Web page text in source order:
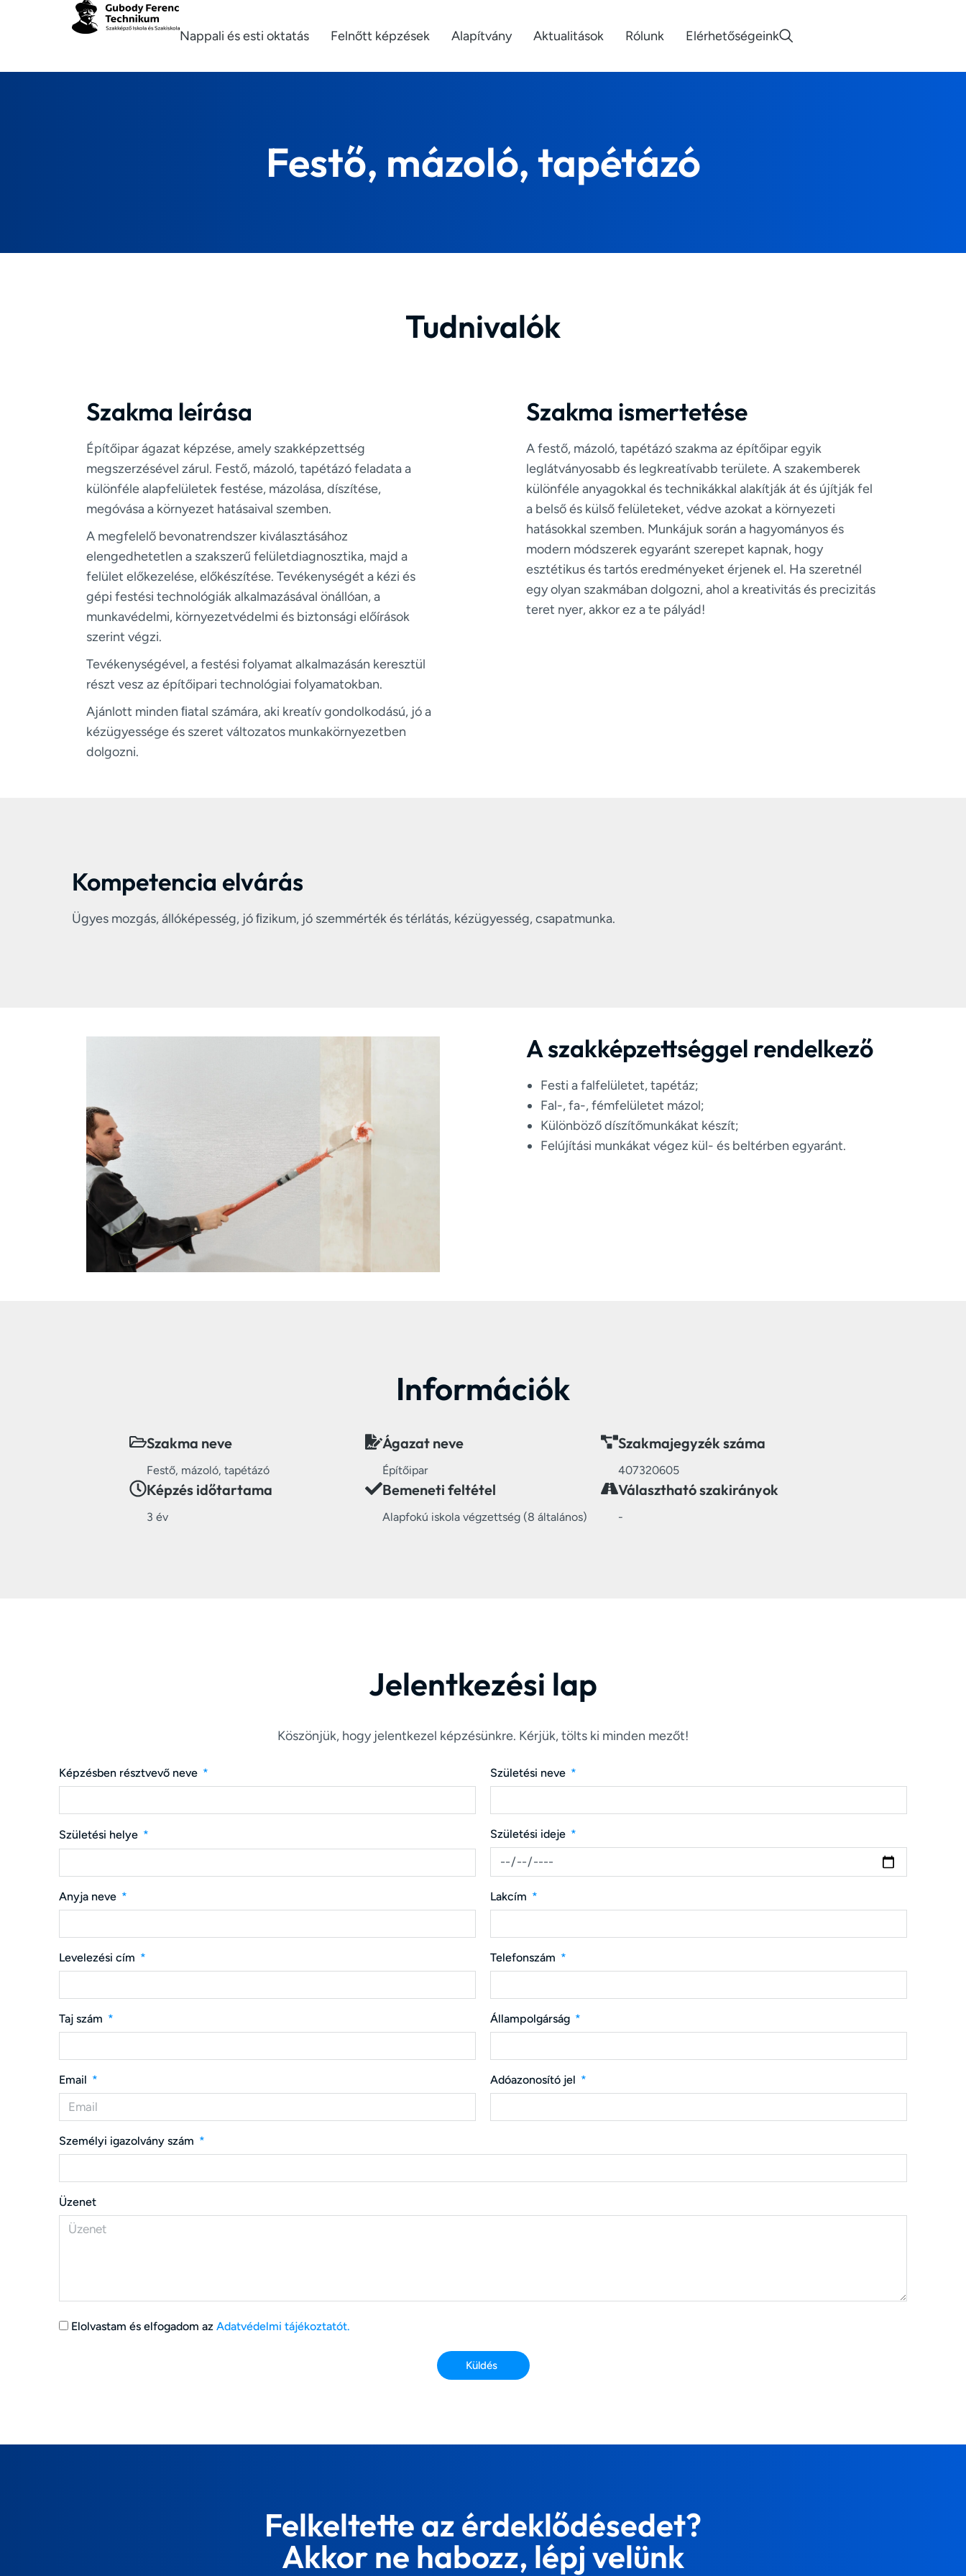
Nappali és esti oktatás Felnőtt képzések Alapítvány Aktualitások Rólunk Elérhetőségeink
Festő, mázoló, tapétázó
Tudnivalók
Szakma leírása
Építőipar ágazat képzése, amely szakképzettség
megszerzésével zárul. Festő, mázoló, tapétázó feladata a
különféle alapfelületek festése, mázolása, díszítése,
megóvása a környezet hatásaival szemben.
A megfelelő bevonatrendszer kiválasztásához
elengedhetetlen a szakszerű felületdiagnosztika, majd a
felület előkezelése, előkészítése. Tevékenységét a kézi és
gépi festési technológiák alkalmazásával önállóan, a
munkavédelmi, környezetvédelmi és biztonsági előírások
szerint végzi.
Tevékenységével, a festési folyamat alkalmazásán keresztül
részt vesz az építőipari technológiai folyamatokban.
Ajánlott minden ﬁatal számára, aki kreatív gondolkodású, jó a
kézügyessége és szeret változatos munkakörnyezetben
dolgozni.
Szakma ismertetése
A festő, mázoló, tapétázó szakma az építőipar egyik
leglátványosabb és legkreatívabb területe. A szakemberek
különféle anyagokkal és technikákkal alakítják át és újítják fel
a belső és külső felületeket, védve azokat a környezeti
hatásokkal szemben. Munkájuk során a hagyományos és
modern módszerek egyaránt szerepet kapnak, hogy
esztétikus és tartós eredményeket érjenek el. Ha szeretnél
egy olyan szakmában dolgozni, ahol a kreativitás és precizitás
teret nyer, akkor ez a te pályád!
Kompetencia elvárás
Ügyes mozgás, állóképesség, jó ﬁzikum, jó szemmérték és térlátás, kézügyesség, csapatmunka.
A szakképzettséggel rendelkező
Festi a falfelületet, tapétáz;
Fal-, fa-, fémfelületet mázol;
Különböző díszítőmunkákat készít;
Felújítási munkákat végez kül- és beltérben egyaránt.
Információk
Szakma neve
Festő, mázoló, tapétázó
Ágazat neve
Építőipar
Szakmajegyzék száma
407320605
Képzés időtartama
3 év
Bemeneti feltétel
Alapfokú iskola végzettség (8 általános)
Választható szakirányok
-
Jelentkezési lap
Köszönjük, hogy jelentkezel képzésünkre. Kérjük, tölts ki minden mezőt!
Képzésben résztvevő neve Születési neve
Születési helye Születési ideje
Anyja neve Lakcím
Levelezési cím Telefonszám
Taj szám Állampolgárság
Email Adóazonosító jel
Személyi igazolvány szám
Üzenet
Elolvastam és elfogadom az Adatvédelmi tájékoztatót.
Küldés
Felkeltette az érdeklődésedet?
Akkor ne habozz, lépj velünk